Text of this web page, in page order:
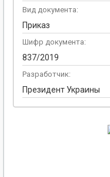
Вид документа:
Приказ
Шифр документа:
837/2019
Разработчик:
Президент Украины